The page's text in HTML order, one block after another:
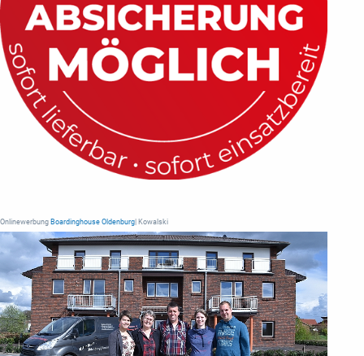
Onlinewerbung Boardinghouse Oldenburg | Kowalski